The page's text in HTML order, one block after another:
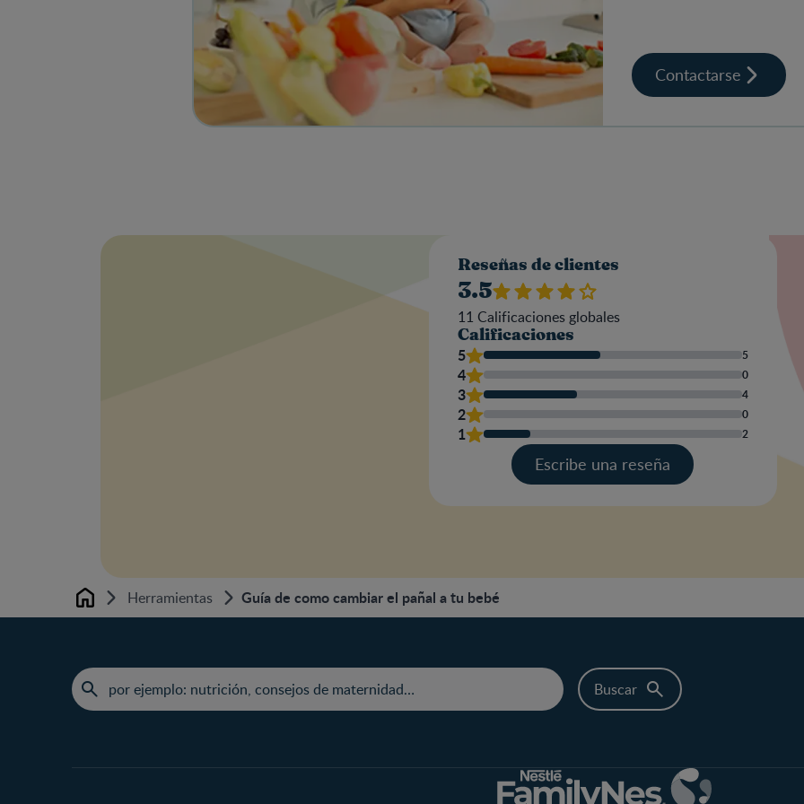
Contactarse
Reseñas de clientes
3.5
11 Calificaciones globales
Calificaciones
5 5
4 0
3 4
2 0
1 2
Escribe una reseña
Home Herramientas Guía de como cambiar el pañal a tu bebé